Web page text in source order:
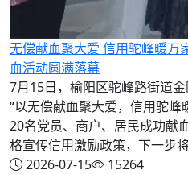
无偿献血聚大爱 信用驼峰暖
血活动圆满落幕
7月15日，榆阳区驼峰路街道
“以无偿献血聚大爱，信用驼峰
20名党员、商户、居民成功献
格宣传信用激励政策，下一步
2026-07-15
15264